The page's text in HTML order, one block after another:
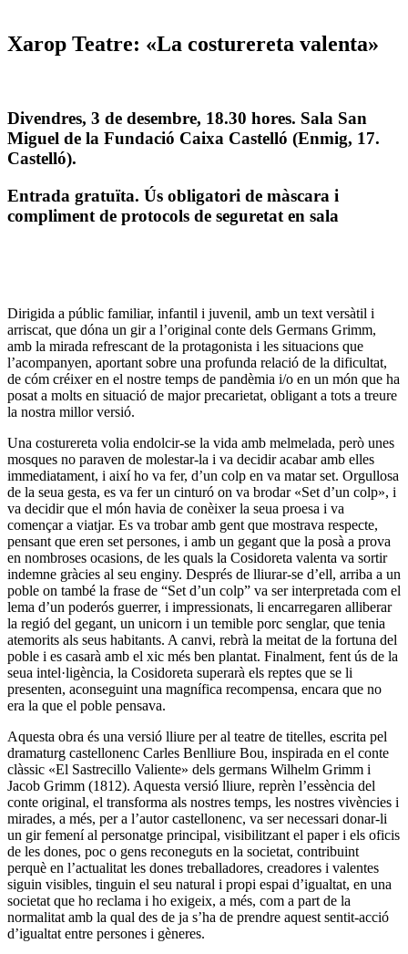
Xarop Teatre: «La costurereta valenta»
Divendres, 3 de desembre, 18.30 hores. Sala San
Miguel de la Fundació Caixa Castelló (Enmig, 17.
Castelló).
Entrada gratuïta. Ús obligatori de màscara i
compliment de protocols de seguretat en sala
Dirigida a públic familiar, infantil i juvenil, amb un text versàtil i
arriscat, que dóna un gir a l’original conte dels Germans Grimm,
amb la mirada refrescant de la protagonista i les situacions que
l’acompanyen, aportant sobre una profunda relació de la dificultat,
de cóm créixer en el nostre temps de pandèmia i/o en un món que ha
posat a molts en situació de major precarietat, obligant a tots a treure
la nostra millor versió.
Una costurereta volia endolcir-se la vida amb melmelada, però unes
mosques no paraven de molestar-la i va decidir acabar amb elles
immediatament, i així ho va fer, d’un colp en va matar set. Orgullosa
de la seua gesta, es va fer un cinturó on va brodar «Set d’un colp», i
va decidir que el món havia de conèixer la seua proesa i va
començar a viatjar. Es va trobar amb gent que mostrava respecte,
pensant que eren set persones, i amb un gegant que la posà a prova
en nombroses ocasions, de les quals la Cosidoreta valenta va sortir
indemne gràcies al seu enginy. Després de lliurar-se d’ell, arriba a un
poble on també la frase de “Set d’un colp” va ser interpretada com el
lema d’un poderós guerrer, i impressionats, li encarregaren alliberar
la regió del gegant, un unicorn i un temible porc senglar, que tenia
atemorits als seus habitants. A canvi, rebrà la meitat de la fortuna del
poble i es casarà amb el xic més ben plantat. Finalment, fent ús de la
seua intel·ligència, la Cosidoreta superarà els reptes que se li
presenten, aconseguint una magnífica recompensa, encara que no
era la que el poble pensava.
Aquesta obra és una versió lliure per al teatre de titelles, escrita pel
dramaturg castellonenc Carles Benlliure Bou, inspirada en el conte
clàssic «El Sastrecillo Valiente» dels germans Wilhelm Grimm i
Jacob Grimm (1812). Aquesta versió lliure, reprèn l’essència del
conte original, el transforma als nostres temps, les nostres vivències i
mirades, a més, per a l’autor castellonenc, va ser necessari donar-li
un gir femení al personatge principal, visibilitzant el paper i els oficis
de les dones, poc o gens reconeguts en la societat, contribuint
perquè en l’actualitat les dones treballadores, creadores i valentes
siguin visibles, tinguin el seu natural i propi espai d’igualtat, en una
societat que ho reclama i ho exigeix, a més, com a part de la
normalitat amb la qual des de ja s’ha de prendre aquest sentit-acció
d’igualtat entre persones i gèneres.